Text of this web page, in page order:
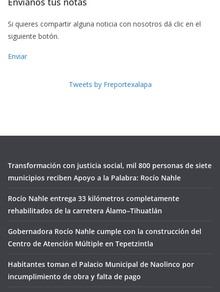
Si quieres compartir alguna noticia con nosotros dá clic en el
siguiente botón.
Enviar
Tweets by Freportexalapa
Transformación con justicia social, mil 800 personas de siete
municipios reciben Apoyo a la Palabra: Rocío Nahle
Rocío Nahle entrega 33 kilómetros completamente
rehabilitados de la carretera Álamo–Tihuatlán
Gobernadora Rocío Nahle cumple con la construcción del
Centro de Atención Múltiple en Tepetzintla
Habitantes toman el Palacio Municipal de Naolinco por
incumplimiento de obra y falta de pago